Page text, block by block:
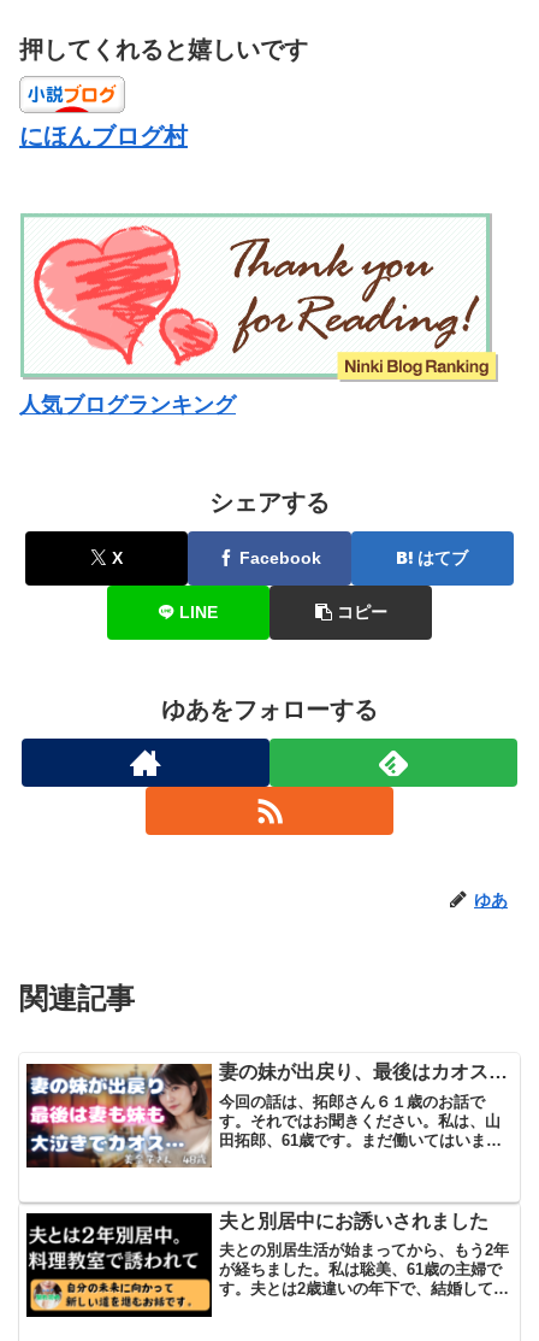
押してくれると嬉しいです
にほんブログ村
人気ブログランキング
シェアする
X Facebook はてブ
LINE コピー
ゆあをフォローする
ゆあ
関連記事
妻の妹が出戻り、最後はカオス…
今回の話は、拓郎さん６１歳のお話で
す。それではお聞きください。私は、山
田拓郎、61歳です。まだ働いてはいます
ないですね。お金に困って...
夫と別居中にお誘いされました
夫との別居生活が始まってから、もう2年
が経ちました。私は聡美、61歳の主婦で
す。夫とは2歳違いの年下で、結婚してか